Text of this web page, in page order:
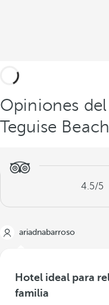
Opiniones
Teguise
4.5/5
ariadnabarroso
Hotel ideal para
familia